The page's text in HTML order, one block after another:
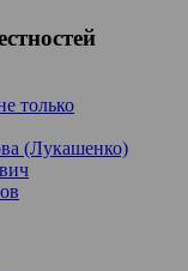
только
(Лукашенко)